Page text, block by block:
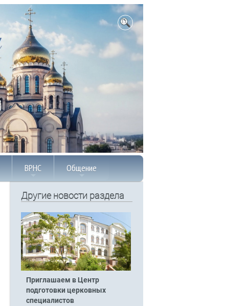
ВРНС Общение
Другие новости раздела
Приглашаем в Центр
подготовки церковных
специалистов